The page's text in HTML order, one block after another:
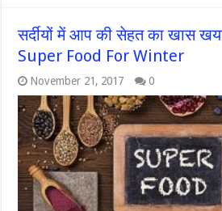
सर्दीयों में आप की सेहत का खास
Super Food For Winter
November 21, 2017 0